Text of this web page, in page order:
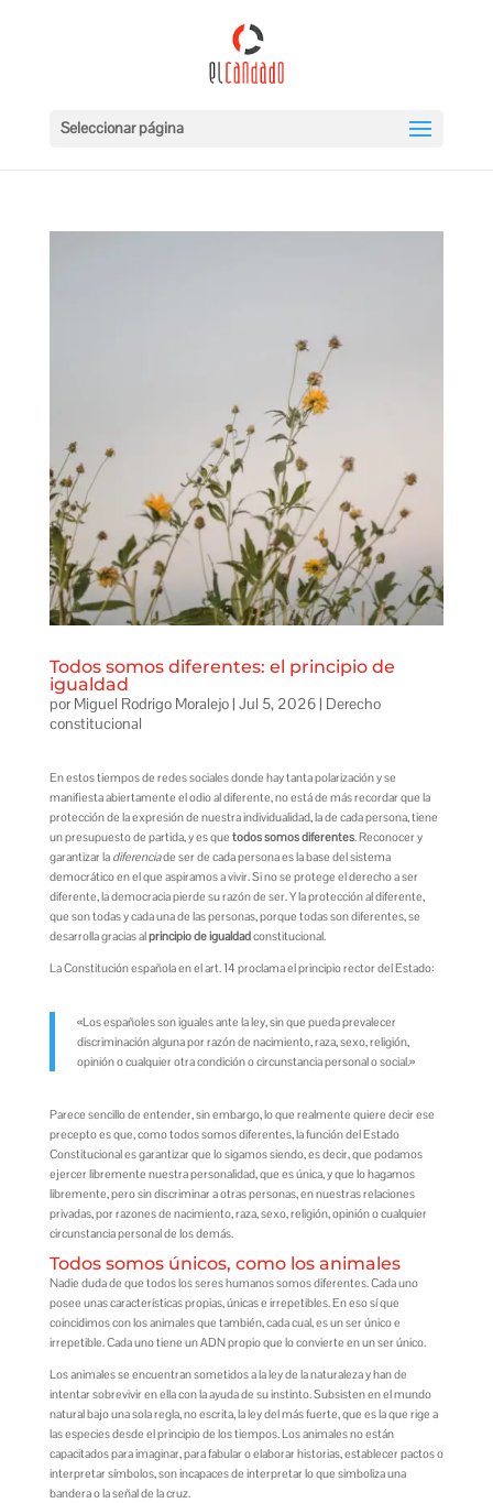
Seleccionar página
Todos somos diferentes: el principio de
igualdad
por Miguel Rodrigo Moralejo| Jul 5, 2026| Derecho
constitucional
En estos tiempos de redes sociales donde hay tanta polarización y se
manifiesta abiertamente el odio al diferente, no está de más recordar que la
protección de la expresión de nuestra individualidad, la de cada persona, tiene
un presupuesto de partida, y es que todos somos diferentes. Reconocer y
garantizar la diferenciade ser de cada persona es la base del sistema
democrático en el que aspiramos a vivir. Si no se protege el derecho a ser
diferente, la democracia pierde su razón de ser. Y la protección al diferente,
que son todas y cada una de las personas, porque todas son diferentes, se
desarrolla gracias alprincipio de igualdadconstitucional.
La Constitución española en el art. 14 proclama el principio rector del Estado:
«Los españoles son iguales ante la ley, sin que pueda prevalecer
discriminación alguna por razón de nacimiento, raza, sexo, religión,
opinión o cualquier otra condición o circunstancia personal o social.»
Parece sencillo de entender, sin embargo, lo que realmente quiere decir ese
precepto es que, como todos somos diferentes, la función del Estado
Constitucional es garantizar que lo sigamos siendo, es decir, que podamos
ejercer libremente nuestra personalidad, que es única, y que lo hagamos
libremente, pero sin discriminar a otras personas, en nuestras relaciones
privadas, por razones de nacimiento, raza, sexo, religión, opinión o cualquier
circunstancia personal de los demás.
Todos somos únicos, como los animales
Nadie duda de que todos los seres humanos somos diferentes. Cada uno
posee unas características propias, únicas e irrepetibles. En eso sí que
coincidimos con los animales que también, cada cual, es un ser único e
irrepetible. Cada uno tiene un ADN propio que lo convierte en un ser único.
Los animales se encuentran sometidos a la ley de la naturaleza y han de
intentar sobrevivir en ella con la ayuda de su instinto. Subsisten en el mundo
natural bajo una sola regla, no escrita, la ley del más fuerte, que es la que rige a
las especies desde el principio de los tiempos. Los animales no están
capacitados para imaginar, para fabular o elaborar historias, establecer pactos o
interpretar símbolos, son incapaces de interpretar lo que simboliza una
bandera o la señal de la cruz.